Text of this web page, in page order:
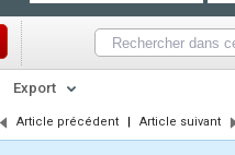
Export
Article précédent | Article suivant